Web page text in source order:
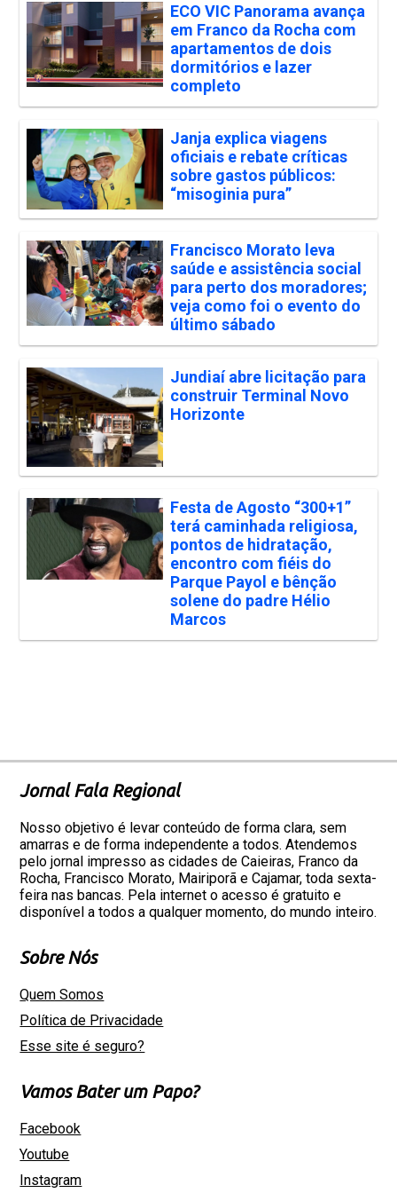
ECO VIC Panorama avança
em Franco da Rocha com
apartamentos de dois
dormitórios e lazer
completo
Janja explica viagens
oficiais e rebate críticas
sobre gastos públicos:
“misoginia pura”
Francisco Morato leva
saúde e assistência social
para perto dos moradores;
veja como foi o evento do
último sábado
Jundiaí abre licitação para
construir Terminal Novo
Horizonte
Festa de Agosto “300+1”
terá caminhada religiosa,
pontos de hidratação,
encontro com fiéis do
Parque Payol e bênção
solene do padre Hélio
Marcos
Jornal Fala Regional
Nosso objetivo é levar conteúdo de forma clara, sem
amarras e de forma independente a todos. Atendemos
pelo jornal impresso as cidades de Caieiras, Franco da
Rocha, Francisco Morato, Mairiporã e Cajamar, toda sexta-
feira nas bancas. Pela internet o acesso é gratuito e
disponível a todos a qualquer momento, do mundo inteiro.
Sobre Nós
Quem Somos
Política de Privacidade
Esse site é seguro?
Vamos Bater um Papo?
Facebook
Youtube
Instagram